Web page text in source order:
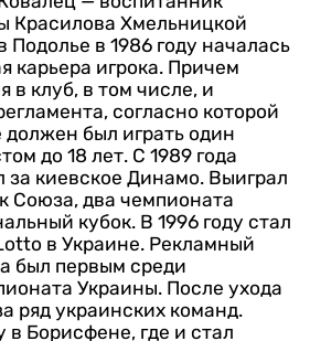
Красилова Хмельницкой
в 1986 году началась
карьера игрока. Причем
в клуб, в том числе, и
согласно которой
был играть один
до 18 лет. С 1989 года
за киевское Динамо. Выиграл
Союза, два чемпионата
кубок. В 1996 году стал
в Украине. Рекламный
был первым среди
Украины. После ухода
ряд украинских команд.
в Борисфене, где и стал